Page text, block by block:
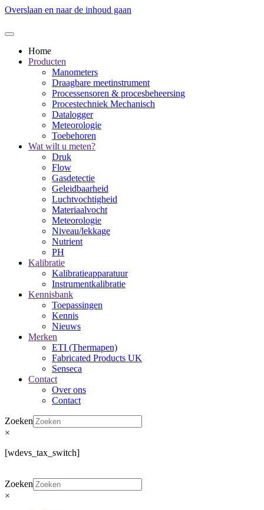
Overslaan en naar de inhoud gaan
Home
Producten
Manometers
Draagbare meetinstrument
Processensoren & procesbeheersing
Procestechniek Mechanisch
Datalogger
Meteorologie
Toebehoren
Wat wilt u meten?
Druk
Flow
Gasdetectie
Geleidbaarheid
Luchtvochtigheid
Materiaalvocht
Meteorologie
Niveau/lekkage
Nutrient
PH
Kalibratie
Kalibratieapparatuur
Instrumentkalibratie
Kennisbank
Toepassingen
Kennis
Nieuws
Merken
ETI (Thermapen)
Fabricated Products UK
Senseca
Contact
Over ons
Contact
Zoeken
×
[wdevs_tax_switch]
Zoeken
×